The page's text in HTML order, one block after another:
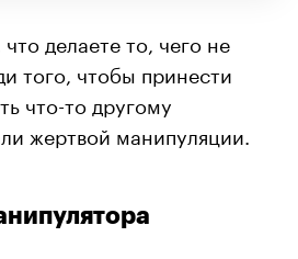
делаете то, чего не
того, чтобы принести
что-то другому
жертвой манипуляции.